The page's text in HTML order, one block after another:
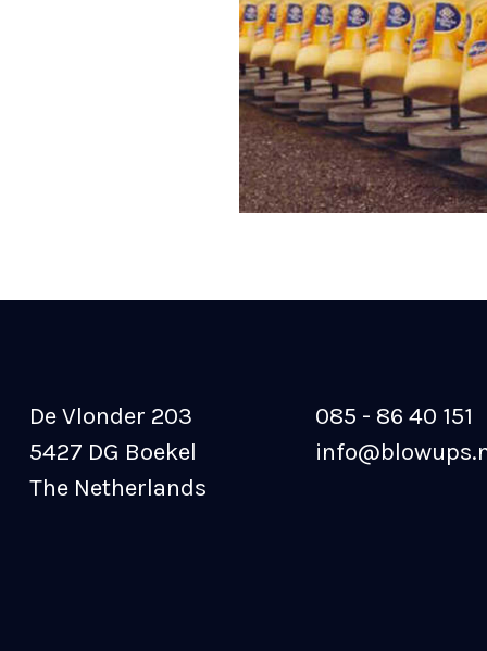
De Vlonder 203
5427 DG Boekel
The Netherlands
085 - 86 40 151